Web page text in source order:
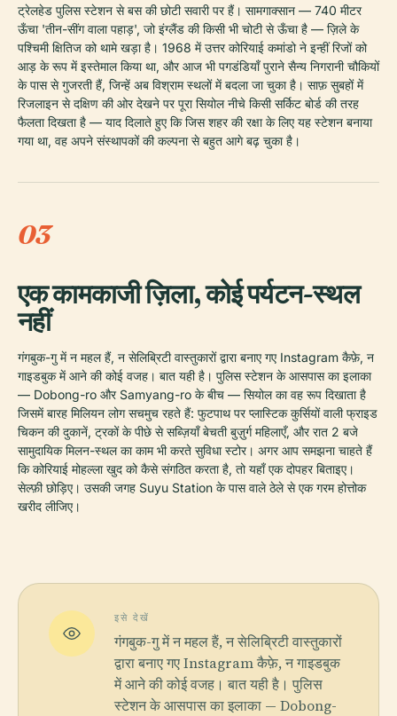
ट्रेलहेड पुलिस स्टेशन से बस की छोटी सवारी पर हैं। सामगाक्सान — 740 मीटर
ऊँचा 'तीन-सींग वाला पहाड़', जो इंग्लैंड की किसी भी चोटी से ऊँचा है — ज़िले के
पश्चिमी क्षितिज को थामे खड़ा है। 1968 में उत्तर कोरियाई कमांडो ने इन्हीं रिजों को
आड़ के रूप में इस्तेमाल किया था, और आज भी पगडंडियाँ पुराने सैन्य निगरानी चौकियों
के पास से गुजरती हैं, जिन्हें अब विश्राम स्थलों में बदला जा चुका है। साफ़ सुबहों में
रिजलाइन से दक्षिण की ओर देखने पर पूरा सियोल नीचे किसी सर्किट बोर्ड की तरह
फैलता दिखता है — याद दिलाते हुए कि जिस शहर की रक्षा के लिए यह स्टेशन बनाया
गया था, वह अपने संस्थापकों की कल्पना से बहुत आगे बढ़ चुका है।
03
एक कामकाजी ज़िला, कोई पर्यटन-स्थल
नहीं
गंगबुक-गु में न महल हैं, न सेलिब्रिटी वास्तुकारों द्वारा बनाए गए Instagram कैफ़े, न
गाइडबुक में आने की कोई वजह। बात यही है। पुलिस स्टेशन के आसपास का इलाका
— Dobong-ro और Samyang-ro के बीच — सियोल का वह रूप दिखाता है
जिसमें बारह मिलियन लोग सचमुच रहते हैं: फुटपाथ पर प्लास्टिक कुर्सियों वाली फ्राइड
चिकन की दुकानें, ट्रकों के पीछे से सब्ज़ियाँ बेचती बुज़ुर्ग महिलाएँ, और रात 2 बजे
सामुदायिक मिलन-स्थल का काम भी करते सुविधा स्टोर। अगर आप समझना चाहते हैं
कि कोरियाई मोहल्ला खुद को कैसे संगठित करता है, तो यहाँ एक दोपहर बिताइए।
सेल्फ़ी छोड़िए। उसकी जगह Suyu Station के पास वाले ठेले से एक गरम होत्तोक
खरीद लीजिए।
इसे देखें
गंगबुक-गु में न महल हैं, न सेलिब्रिटी वास्तुकारों
द्वारा बनाए गए Instagram कैफ़े, न गाइडबुक
में आने की कोई वजह। बात यही है। पुलिस
स्टेशन के आसपास का इलाका — Dobong-